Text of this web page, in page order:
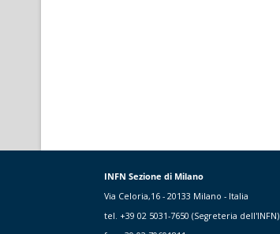
INFN Sezione di Milano
Via Celoria,16 - 20133 Milano - Italia
tel. +39 02 5031-7650 (Segreteria dell'INFN)